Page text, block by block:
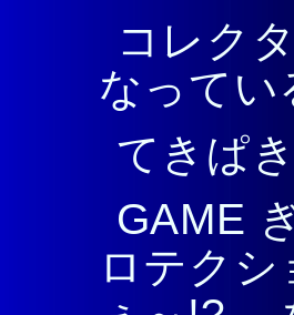
コレク
なってい
てきぱ
GAME
ロテク